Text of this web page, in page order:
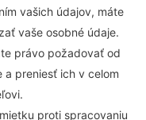
vašich údajov, máte
vaše osobné údaje.
právo požadovať od
a preniesť ich v celom
proti spracovaniu